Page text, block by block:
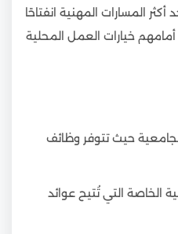
أكثر المسارات المهنية انفتاحًا
خيارات العمل المحلية
حيث تتوفر وظائف
الخاصة التي تُتيح عوائد